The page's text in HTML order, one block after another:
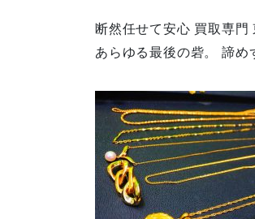
断然任せて安心 買取専
あらゆる最後の砦。 諦め